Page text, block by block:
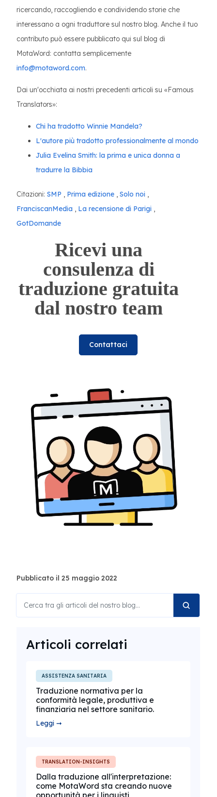
ricercando, raccogliendo e condividendo storie che
interessano a ogni traduttore sul nostro blog. Anche il tuo
contributo può essere pubblicato qui sul blog di
MotaWord: contatta semplicemente
info@motaword.com.
Dai un'occhiata ai nostri precedenti articoli su «Famous
Translators»:
Chi ha tradotto Winnie Mandela?
L'autore più tradotto professionalmente al mondo
Julia Evelina Smith: la prima e unica donna a
tradurre la Bibbia
Citazioni: SMP , Prima edizione , Solo noi ,
FranciscanMedia , La recensione di Parigi ,
GotDomande
Ricevi una
consulenza di
traduzione gratuita
dal nostro team
Contattaci
Pubblicato il 25 maggio 2022
Articoli correlati
ASSISTENZA SANITARIA
Traduzione normativa per la
conformità legale, produttiva e
finanziaria nel settore sanitario.
Leggi ➞
TRANSLATION-INSIGHTS
Dalla traduzione all'interpretazione:
come MotaWord sta creando nuove
opportunità per i linguisti